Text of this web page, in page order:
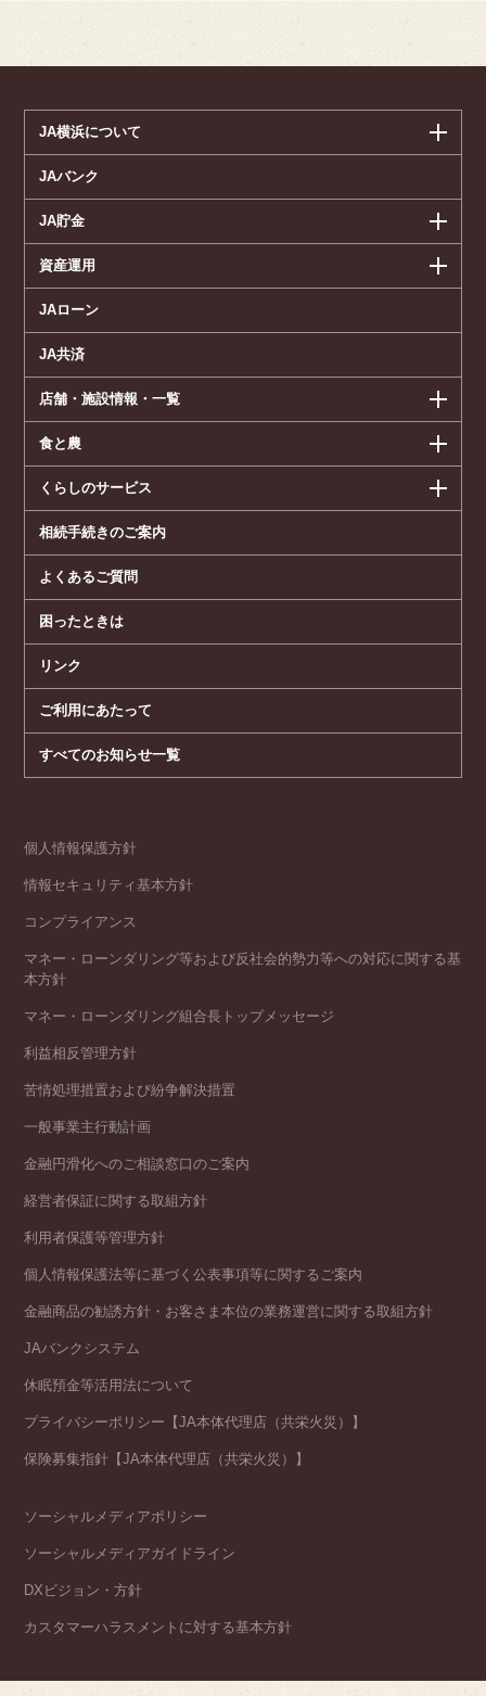
JA横浜について
JAバンク
JA貯金
資産運用
JAローン
JA共済
店舗・施設情報・一覧
食と農
くらしのサービス
相続手続きのご案内
よくあるご質問
困ったときは
リンク
ご利用にあたって
すべてのお知らせ一覧
個人情報保護方針
情報セキュリティ基本方針
コンプライアンス
マネー・ローンダリング等および反社会的勢力等への対応に関する基
本方針
マネー・ローンダリング組合長トップメッセージ
利益相反管理方針
苦情処理措置および紛争解決措置
一般事業主行動計画
金融円滑化へのご相談窓口のご案内
経営者保証に関する取組方針
利用者保護等管理方針
個人情報保護法等に基づく公表事項等に関するご案内
金融商品の勧誘方針・お客さま本位の業務運営に関する取組方針
JAバンクシステム
休眠預金等活用法について
プライバシーポリシー【JA本体代理店（共栄火災）】
保険募集指針【JA本体代理店（共栄火災）】
ソーシャルメディアポリシー
ソーシャルメディアガイドライン
DXビジョン・方針
カスタマーハラスメントに対する基本方針